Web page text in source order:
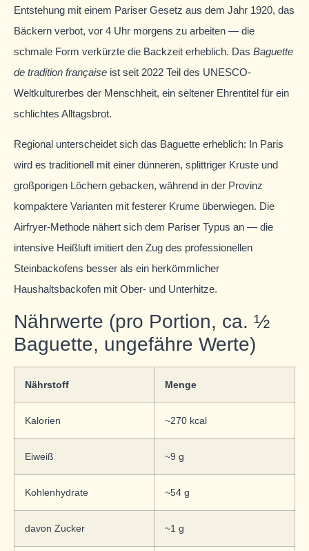
Entstehung mit einem Pariser Gesetz aus dem Jahr 1920, das
Bäckern verbot, vor 4 Uhr morgens zu arbeiten — die
schmale Form verkürzte die Backzeit erheblich. Das Baguette
de tradition française ist seit 2022 Teil des UNESCO-
Weltkulturerbes der Menschheit, ein seltener Ehrentitel für ein
schlichtes Alltagsbrot.
Regional unterscheidet sich das Baguette erheblich: In Paris
wird es traditionell mit einer dünneren, splittriger Kruste und
großporigen Löchern gebacken, während in der Provinz
kompaktere Varianten mit festerer Krume überwiegen. Die
Airfryer-Methode nähert sich dem Pariser Typus an — die
intensive Heißluft imitiert den Zug des professionellen
Steinbackofens besser als ein herkömmlicher
Haushaltsbackofen mit Ober- und Unterhitze.
Nährwerte (pro Portion, ca. ½
Baguette, ungefähre Werte)
Nährstoff Menge
Kalorien ~270 kcal
Eiweiß ~9 g
Kohlenhydrate ~54 g
davon Zucker ~1 g